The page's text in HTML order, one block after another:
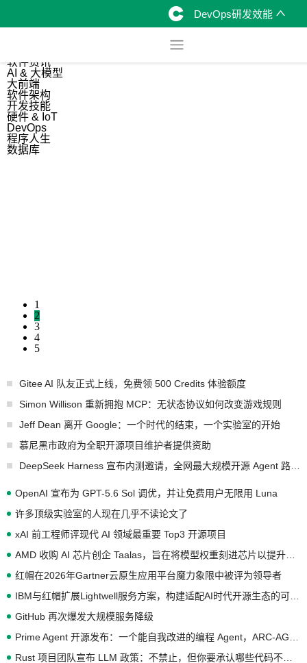
DevOps研发效能
软件资讯
AI & 大模型
大前端
软件架构
开发技能
硬件 & IoT
DevOps
程序人生
数据库
1
2
3
4
5
Gitee AI 队友正式上线，免费领 500 Credits 体验额度
Simon Willison 重新拥抱 MCP：无状态协议如何改变游戏规则
Jeff Dean 离开 Google：一个时代的结束，一个实验室的开始
慕尼黑市政府为全职开源项目维护者提供资助
OpenAI 宣布为 GPT-5.6 Sol 调优，并让免费用户无限用 Luna
许多顶级实验室的人现在几乎不读论文了
xAI 前工程师评现代 AI 领域最重要 Top3 开源项目
红帽在2026年Gartner云原生应用平台魔力象限中被评为领导者
GitHub 再次爆发大规模服务降级